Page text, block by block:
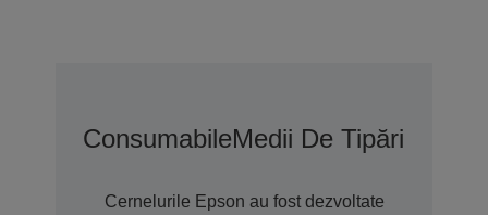
ConsumabileMedii De Tipărire
Cernelurile Epson au fost dezvoltate